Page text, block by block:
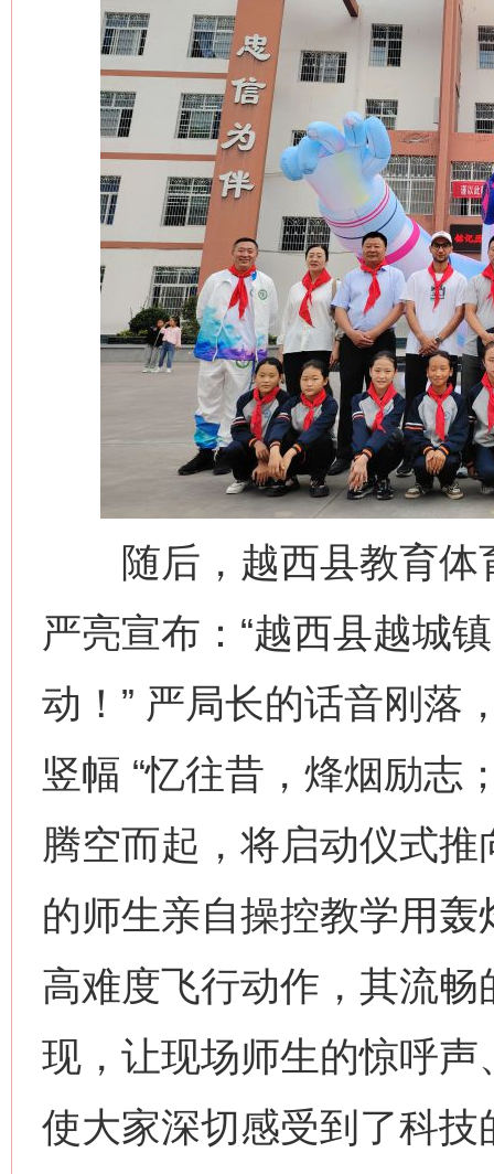
随后，越西县教育体
严亮宣布：“越西县越城
动！” 严局长的话音刚落
竖幅 “忆往昔，烽烟励志
腾空而起，将启动仪式
的师生亲自操控教学用
高难度飞行动作，其流
现，让现场师生的惊呼
使大家深切感受到了科